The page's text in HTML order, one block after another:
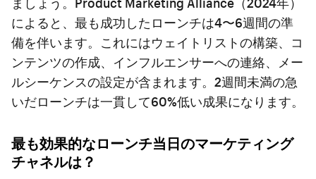
によると、最も成功したローンチは4〜6週間の準
備を伴います。これにはウェイトリストの構築、コ
ンテンツの作成、インフルエンサーへの連絡、メー
ルシーケンスの設定が含まれます。2週間未満の急
いだローンチは一貫して60%低い成果になります。
最も効果的なローンチ当日のマーケティング
チャネルは？